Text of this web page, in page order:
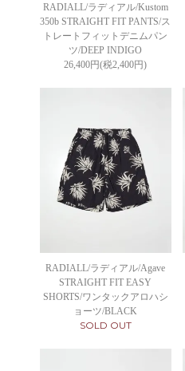
RADIALL/ラディアル/Kustom
350b STRAIGHT FIT PANTS/ス
トレートフィットデニムパン
ツ/DEEP INDIGO
26,400円(税2,400円)
RADIALL/ラディアル/Agave
STRAIGHT FIT EASY
SHORTS/ワンタックアロハシ
ョーツ/BLACK
SOLD OUT